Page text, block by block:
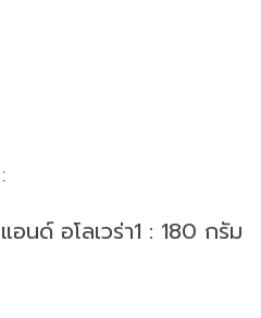
นด์ อโลเวร่า1 : 180 กรัม